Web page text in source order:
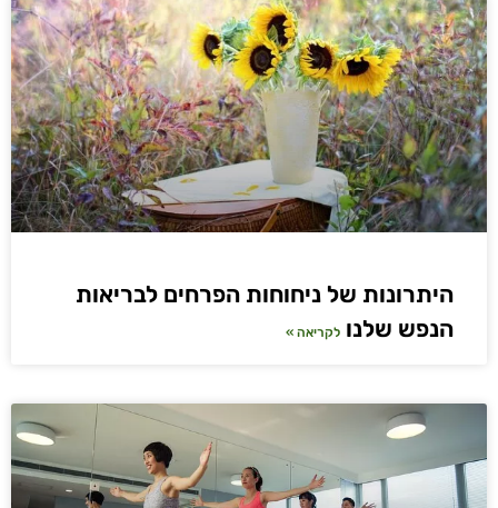
היתרונות של ניחוחות הפרחים לבריאות
הנפש שלנו לקריאה »